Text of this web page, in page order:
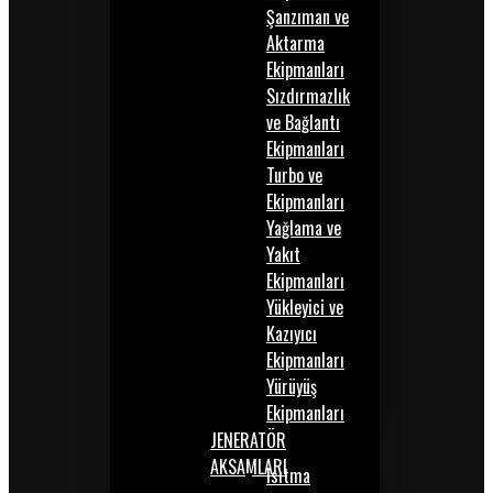
Şanzıman ve
Aktarma
Ekipmanları
Sızdırmazlık
ve Bağlantı
Ekipmanları
Turbo ve
Ekipmanları
Yağlama ve
Yakıt
Ekipmanları
Yükleyici ve
Kazıyıcı
Ekipmanları
Yürüyüş
Ekipmanları
JENERATÖR
AKSAMLARIIsıtma